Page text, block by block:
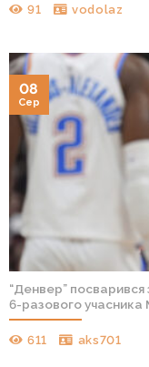
91 vodolaz
“Денвер” посварився
6-разового учасника
611 aks701
08
Сер